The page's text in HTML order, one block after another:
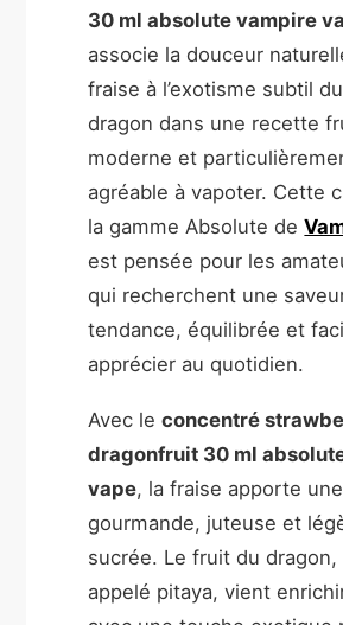
30 ml absolute vampire
associe la douceur
fraise à l’exotisme subtil
dragon dans une recette
moderne et
agréable à vapoter. Cette
la gamme Absolute de
est pensée pour les
qui recherchent une
tendance, équilibrée et
apprécier au quotidien.
Avec leconcentré
dragonfruit 30 ml
vape, la fraise apporte
gourmande, juteuse et
sucrée. Le fruit du
appelé pitaya, vient